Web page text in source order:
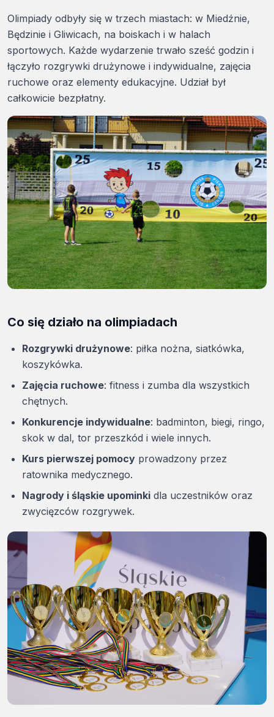
Olimpiady odbyły się w trzech miastach: w Miedźnie,
Będzinie i Gliwicach, na boiskach i w halach
sportowych. Każde wydarzenie trwało sześć godzin i
łączyło rozgrywki drużynowe i indywidualne, zajęcia
ruchowe oraz elementy edukacyjne. Udział był
całkowicie bezpłatny.
Co się działo na olimpiadach
Rozgrywki drużynowe: piłka nożna, siatkówka,
koszykówka.
Zajęcia ruchowe: fitness i zumba dla wszystkich
chętnych.
Konkurencje indywidualne: badminton, biegi, ringo,
skok w dal, tor przeszkód i wiele innych.
Kurs pierwszej pomocy prowadzony przez
ratownika medycznego.
Nagrody i śląskie upominki dla uczestników oraz
zwycięzców rozgrywek.